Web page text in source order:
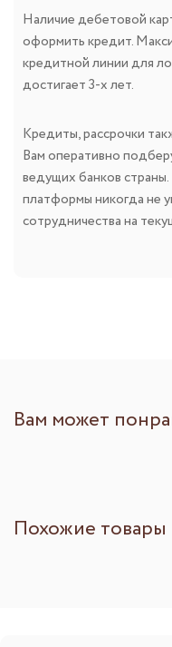
Наличие дебетовой
оформить кредит.
кредитной линии для
достигает 3-х лет.
Кредиты, рассрочки
Вам оперативно
ведущих банков
платформы никогда не
сотрудничества на
Вам может
Похожие товары